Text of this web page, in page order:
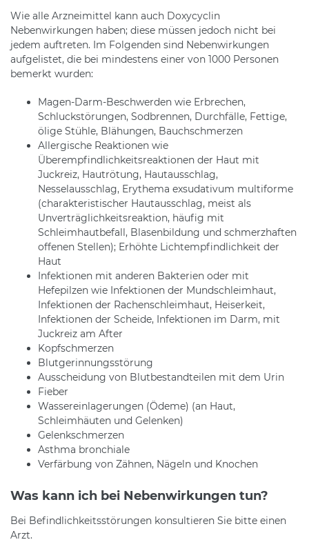
Wie alle Arzneimittel kann auch Doxycyclin
Nebenwirkungen haben; diese müssen jedoch nicht bei
jedem auftreten. Im Folgenden sind Nebenwirkungen
aufgelistet, die bei mindestens einer von 1000 Personen
bemerkt wurden:
Magen-Darm-Beschwerden wie Erbrechen,
Schluckstörungen, Sodbrennen, Durchfälle, Fettige,
ölige Stühle, Blähungen, Bauchschmerzen
Allergische Reaktionen wie
Überempfindlichkeitsreaktionen der Haut mit
Juckreiz, Hautrötung, Hautausschlag,
Nesselausschlag, Erythema exsudativum multiforme
(charakteristischer Hautausschlag, meist als
Unverträglichkeitsreaktion, häufig mit
Schleimhautbefall, Blasenbildung und schmerzhaften
offenen Stellen); Erhöhte Lichtempfindlichkeit der
Haut
Infektionen mit anderen Bakterien oder mit
Hefepilzen wie Infektionen der Mundschleimhaut,
Infektionen der Rachenschleimhaut, Heiserkeit,
Infektionen der Scheide, Infektionen im Darm, mit
Juckreiz am After
Kopfschmerzen
Blutgerinnungsstörung
Ausscheidung von Blutbestandteilen mit dem Urin
Fieber
Wassereinlagerungen (Ödeme) (an Haut,
Schleimhäuten und Gelenken)
Gelenkschmerzen
Asthma bronchiale
Verfärbung von Zähnen, Nägeln und Knochen
Was kann ich bei Nebenwirkungen tun?
Bei Befindlichkeitsstörungen konsultieren Sie bitte einen
Arzt.